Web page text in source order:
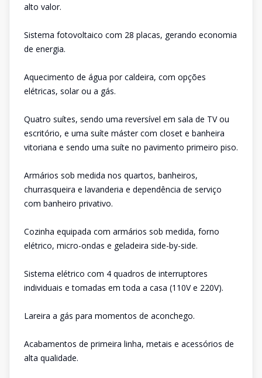
alto valor.
Sistema fotovoltaico com 28 placas, gerando economia
de energia.
Aquecimento de água por caldeira, com opções
elétricas, solar ou a gás.
Quatro suítes, sendo uma reversível em sala de TV ou
escritório, e uma suíte máster com closet e banheira
vitoriana e sendo uma suíte no pavimento primeiro piso.
Armários sob medida nos quartos, banheiros,
churrasqueira e lavanderia e dependência de serviço
com banheiro privativo.
Cozinha equipada com armários sob medida, forno
elétrico, micro-ondas e geladeira side-by-side.
Sistema elétrico com 4 quadros de interruptores
individuais e tomadas em toda a casa (110V e 220V).
Lareira a gás para momentos de aconchego.
Acabamentos de primeira linha, metais e acessórios de
alta qualidade.